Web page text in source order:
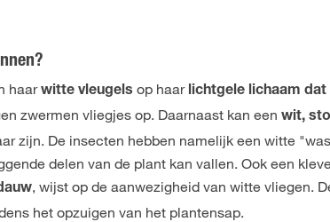
haarwitte vleugels op haar lichtgele lichaam
zwermen vliegjes op. Daarnaast kan eenwit,
zijn. De insecten hebben namelijk een witte
delen van de plant kan vallen. Ook een
, wijst op de aanwezigheid van witte vliegen.
het opzuigen van het plantensap.